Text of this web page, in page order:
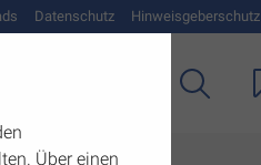
Datenschutz Hinweisgeberschutz
Über einen